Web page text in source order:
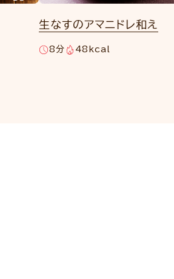
生なすのアマニドレ和え
8分 48kcal